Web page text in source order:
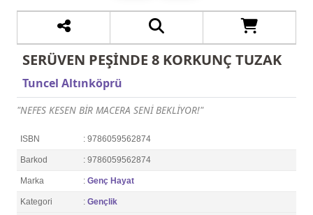
SERÜVEN PEŞİNDE 8 KORKUNÇ TUZAK
Tuncel Altınköprü
"NEFES KESEN BİR MACERA SENİ BEKLİYOR!"
ISBN : 9786059562874
Barkod : 9786059562874
Marka : Genç Hayat
Kategori : Gençlik